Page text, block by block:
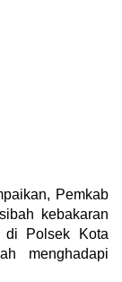
Pemkab
kebakaran
di Polsek Kota
menghadapi